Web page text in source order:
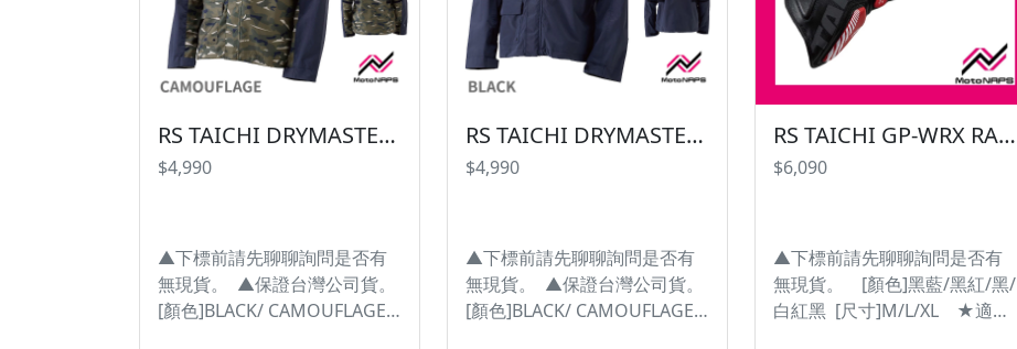
防摔外套 #車衣 #MESH #網眼
#透氣 #CE認證 #認證護具 #護
具 #七件式護具 ※圖片僅供參
考且螢幕顯示色差會略有不
--------------------------------------------
----------------
防摔外套 #車衣 #MESH #網眼
#透氣 #CE認證 #認證護具 #護
具 #七件式護具 ※圖片僅供參
考且螢幕顯示色差會略有不
--------------------------------------------
----------------
衣服上3M Scotchlite 反光材料
不受雨勢影響，保護騎士們雨
天的行車安全。 ・無縫線臀部
結構提供高耐用性和防水性 ・
#RSTAICHI #DAYMASTER
#RAINSUIT #防水透濕雨衣
防水透濕 ※圖片僅供參考且螢
幕顯示色差會略有不同，請依
實物為主。
RS TAICHI DRYMASTER RAIN SUIT RSR048 防水透濕雨衣【CAMOUFLAGE賣場】
$4,990
▲下標前請先聊聊詢問是否有
無現貨。 ▲保證台灣公司貨。
[顏色]BLACK/ CAMOUFLAGE/
RS TAICHI DRYMASTER RAIN SUIT RSR048 防水透濕雨衣【BLACK賣場】
$4,990
▲下標前請先聊聊詢問是否有
無現貨。 ▲保證台灣公司貨。
[顏色]BLACK/ CAMOUFLAGE/
RS TAICHI GP-WRX RACING GLOVE NXT056 皮手套 運動手套【白紅黑賣場】
$6,090
▲下標前請先聊聊詢問是否有
無現貨。 [顏色]黑藍/黑紅/黑/
白紅黑 [尺寸]M/L/XL ★適合